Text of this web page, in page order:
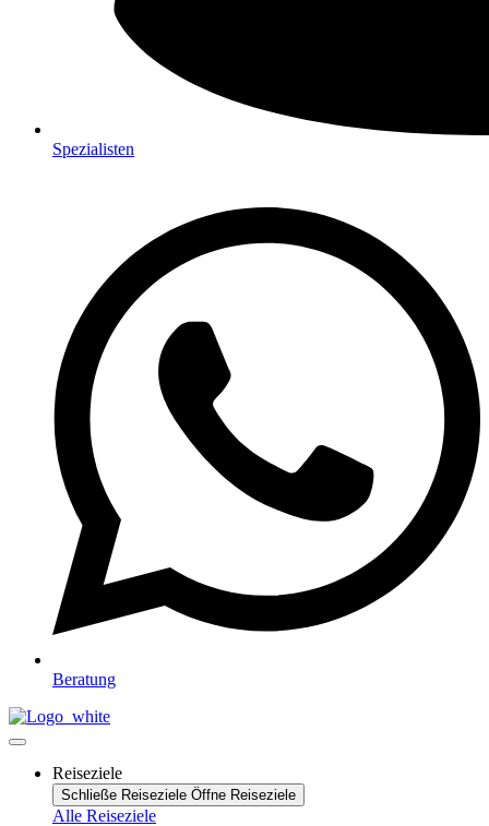
Spezialisten
Beratung
Reiseziele
Schließe Reiseziele Öffne Reiseziele
Alle Reiseziele